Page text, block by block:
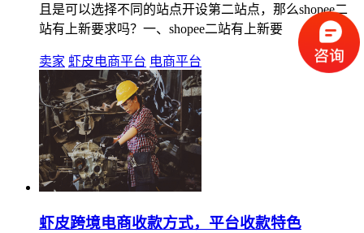
且是可以选择不同的站点开设第二站点，那么shopee二
站有上新要求吗？一、shopee二站有上新要
卖家 虾皮电商平台 电商平台
虾皮跨境电商收款方式，平台收款特色